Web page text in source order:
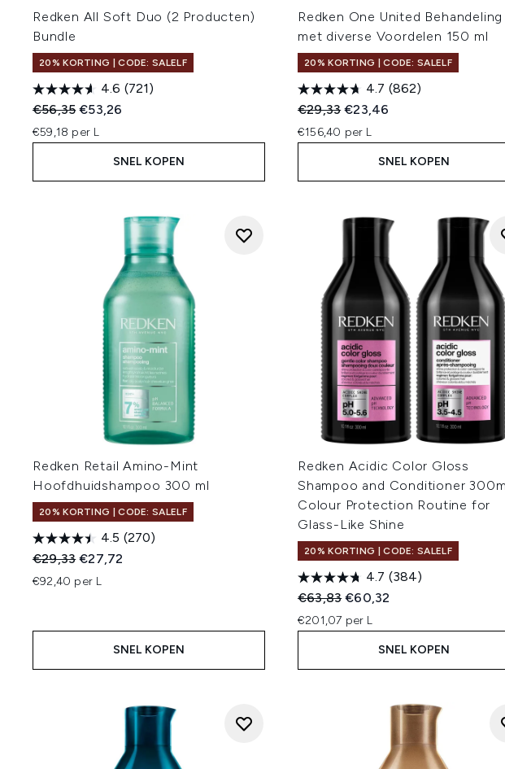
Redken All Soft Duo (2 Producten)
Bundle
20% KORTING | CODE: SALELF
4.6 (721)
Recommended Retail Price:
€56,35Huidige prijs:
€53,26
€59,18 per L
SNEL KOPEN
Redken One United Behandeling
met diverse Voordelen 150 ml
20% KORTING | CODE: SALELF
4.7 (862)
Recommended Retail Price:
€29,33Huidige prijs:
€23,46
€156,40 per L
SNEL KOPEN
Redken Retail Amino-Mint
Hoofdhuidshampoo 300 ml
20% KORTING | CODE: SALELF
4.5 (270)
Recommended Retail Price:
€29,33Huidige prijs:
€27,72
€92,40 per L
SNEL KOPEN
Redken Acidic Color Gloss
Shampoo and Conditioner
Colour Protection Routine for
Glass-Like Shine
20% KORTING | CODE: SALELF
4.7 (384)
Recommended Retail Price:
€63,83Huidige prijs:
€60,32
€201,07 per L
SNEL KOPEN